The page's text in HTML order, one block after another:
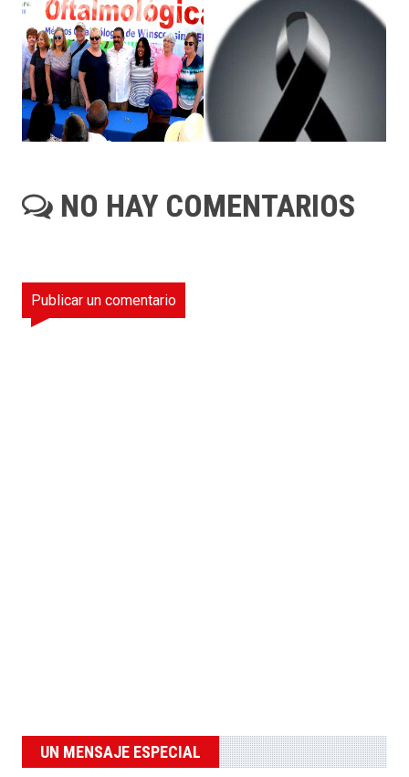
NO HAY COMENTARIOS
Publicar un comentario
UN MENSAJE ESPECIAL